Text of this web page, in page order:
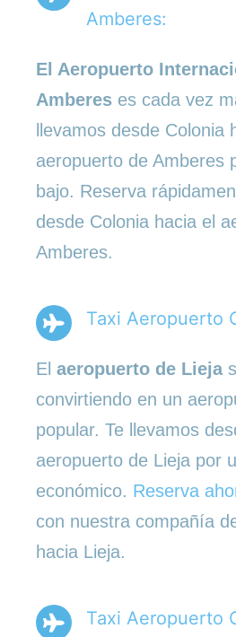
Amberes:
El Aeropuerto
Amberes es cada vez
llevamos desde Colonia
aeropuerto de Amberes
bajo. Reserva
desde Colonia hacia el
Amberes.
Taxi Aeropuerto
El aeropuerto de Lieja
convirtiendo en un
popular. Te llevamos
aeropuerto de Lieja por
económico. Reserva
con nuestra compañía
hacia Lieja.
Taxi Aeropuerto